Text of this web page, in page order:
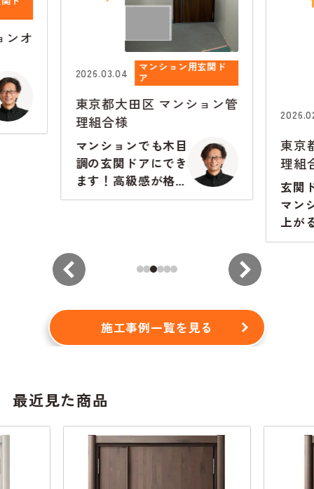
オ
2026.03.04
マンション用玄関ド
ア
東京都大田区 マンション管
理組合様
マンションでも木目
調の玄関ドアにでき
ます！高級感が格段
に違います
東京
理組
玄関
マン
上が
から
施工事例一覧を見る
最近見た商品